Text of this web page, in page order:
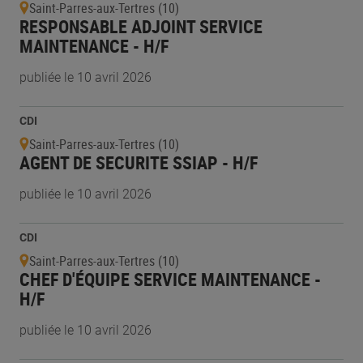
Saint-Parres-aux-Tertres (10)
RESPONSABLE ADJOINT SERVICE
MAINTENANCE - H/F
publiée le 10 avril 2026
CDI
Saint-Parres-aux-Tertres (10)
AGENT DE SECURITE SSIAP - H/F
publiée le 10 avril 2026
CDI
Saint-Parres-aux-Tertres (10)
CHEF D'ÉQUIPE SERVICE MAINTENANCE -
H/F
publiée le 10 avril 2026